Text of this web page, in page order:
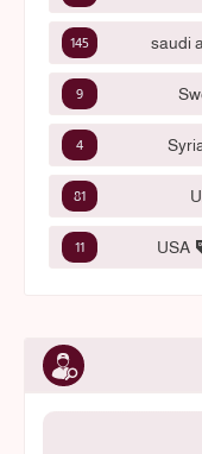
saudi
145
9
4
81
USA
11